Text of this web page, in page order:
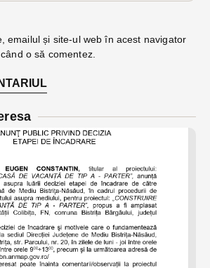
emailul și site-ul web în acest navigator
o să comentez.